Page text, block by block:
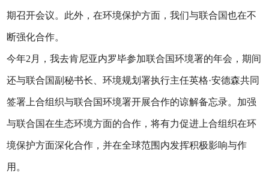
期召开会议。此外，在环境保护方面，我们与联合国也在不
断强化合作。
今年2月，我去肯尼亚内罗毕参加联合国环境署的年会，期间
还与联合国副秘书长、环境规划署执行主任英格·安德森共同
签署上合组织与联合国环境署开展合作的谅解备忘录。加强
与联合国在生态环境方面的合作，将有力促进上合组织在环
境保护方面深化合作，并在全球范围内发挥积极影响与作
用。